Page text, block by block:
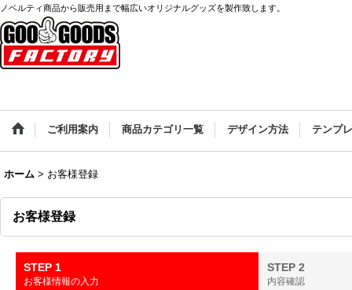
ノベルティ商品から販売用まで幅広いオリジナルグッズを製作致します。
ご利用案内 商品カテゴリ一覧 デザイン方法 テンプ
ホーム > お客様登録
お客様登録
STEP 1
お客様情報の入力
STEP 2
内容確認